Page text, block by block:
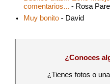
comentarios... - Rosa
Muy bonito - David
¿Conoces
¿Tienes fotos o